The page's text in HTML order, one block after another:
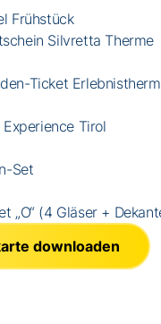
Frühstück
Silvretta Therme
Ticket
Tirol
Set
„O“ (4 Gläser +
downloaden